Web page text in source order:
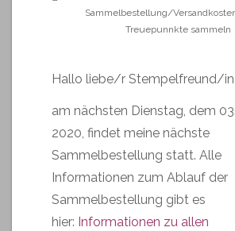
Sammelbestellung/
Treuepunnkte sammeln
Hallo liebe/r Stempelfreund/in,
am nächsten Dienstag, dem
2020, findet meine nächste
Sammelbestellung statt. Alle
Informationen zum Ablauf der
Sammelbestellung gibt es
hier: Informationen zu allen